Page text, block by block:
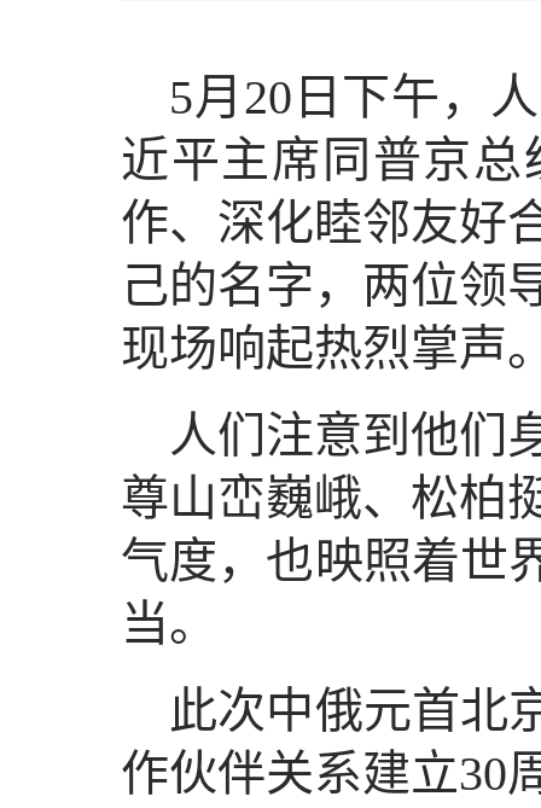
5月20日下午，
近平主席同普京
作、深化睦邻友好
己的名字，两位领
现场响起热烈掌声
人们注意到他们
尊山峦巍峨、松柏
气度，也映照着世
当。
此次中俄元首北
作伙伴关系建立30